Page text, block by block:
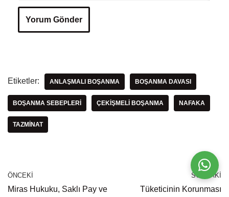
Etiketler: ANLAŞMALI BOŞANMA BOŞANMA DAVASI
BOŞANMA SEBEPLERI ÇEKIŞMELI BOŞANMA NAFAKA
TAZMINAT
ÖNCEKI
Miras Hukuku, Saklı Pay ve
SONRAKI
Tüketicinin Korunması